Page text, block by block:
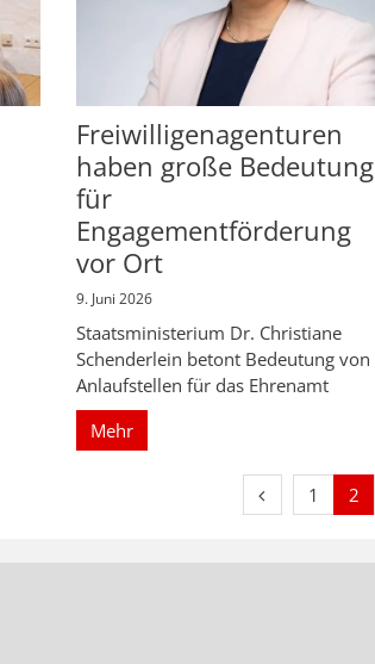
Freiwilligenagenturen
haben große Bedeutung
für
Engagementförderung
vor Ort
9. Juni 2026
Staatsministerium Dr. Christiane
Schenderlein betont Bedeutung von
Anlaufstellen für das Ehrenamt
Mehr
Vorherige Seite
1 2